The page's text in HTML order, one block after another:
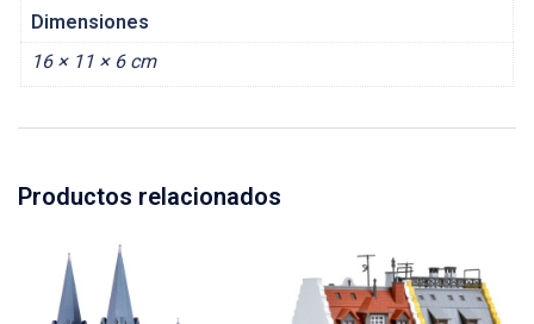
Dimensiones
16 × 11 × 6 cm
Productos relacionados